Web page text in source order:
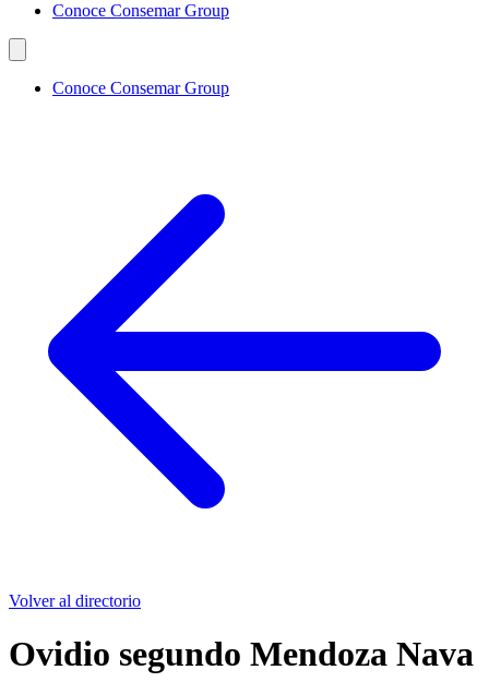
Conoce Consemar Group
Conoce Consemar Group
Volver al directorio
Ovidio segundo Mendoza Nava